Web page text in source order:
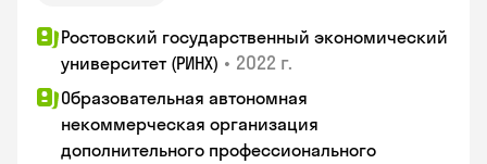
Ростовский государственный экономический
университет (РИНХ) • 2022 г.
Образовательная автономная
некоммерческая организация
дополнительного профессионального